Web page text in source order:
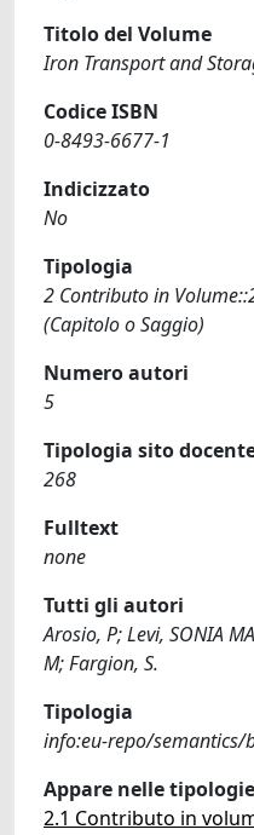
Titolo del Volume
Iron Transport and
Codice ISBN
0-8493-6677-1
Indicizzato
No
Tipologia
2 Contributo in
(Capitolo o Saggio)
Numero autori
5
Tipologia sito
268
Fulltext
none
Tutti gli autori
Arosio, P; Levi, SONIA
M; Fargion, S.
Tipologia
info:eu-repo/semantics/
Appare nelle
2.1 Contributo in